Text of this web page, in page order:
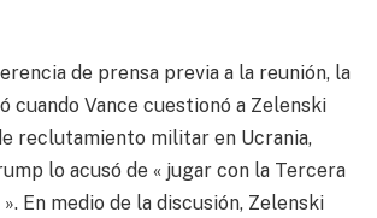
de prensa previa a la reunión, la
cuando Vance cuestionó a Zelenski
reclutamiento militar en Ucrania,
lo acusó de « jugar con la Tercera
En medio de la discusión, Zelenski